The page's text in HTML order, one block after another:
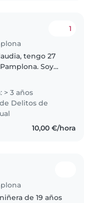
1
tengo 27
Soy
fútbol y
que estoy muy
cuidar,
> 3 años
Delitos de
10,00 €/hora
de 19 años